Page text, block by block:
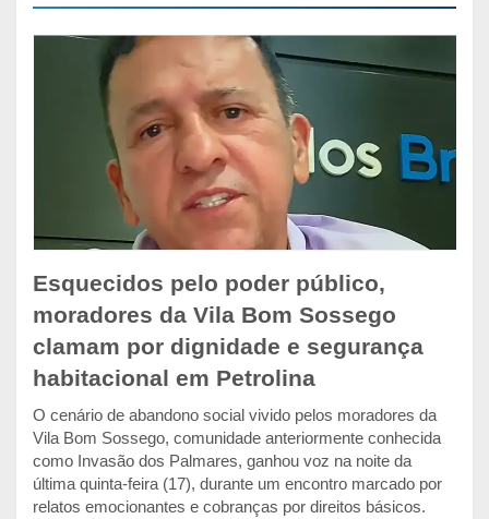
Esquecidos pelo poder público,
moradores da Vila Bom Sossego
clamam por dignidade e segurança
habitacional em Petrolina
O cenário de abandono social vivido pelos moradores da
Vila Bom Sossego, comunidade anteriormente conhecida
como Invasão dos Palmares, ganhou voz na noite da
última quinta-feira (17), durante um encontro marcado por
relatos emocionantes e cobranças por direitos básicos.